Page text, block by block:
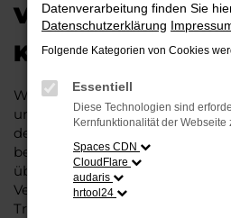
VW ID.5 EU-
KÖLN
Wer in puncto Qualität
und bei Fahrten durch Köln auf
der Automobiltechnik sein
bei einem VW ID.5 EU-
überzeugt vor allem in der
Vergleichstests und gilt in
Trendsetter. Wenn Sie Ihren
Datenverarbeitung finden Sie
Datenschutzerklärung
Folgende Kategorien von Cookies
Essentiell
Diese Technologien sind
Kernfunktionalität der
Spaces CDN
CloudFlare
audaris
hrtool24